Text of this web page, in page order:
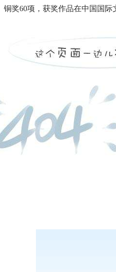
铜奖60项，获奖作品在中国国